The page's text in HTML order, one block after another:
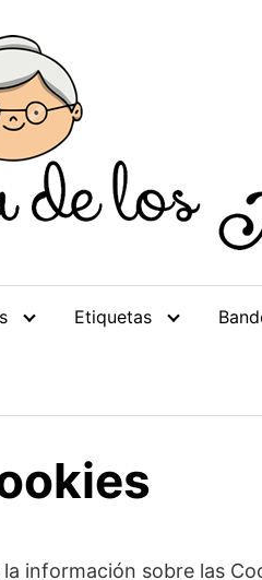
Etiquetas
información sobre las